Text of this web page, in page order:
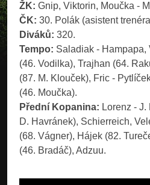
ŽK: Gnip, Viktorin, Moučka -
ČK: 30. Polák (asistent
Diváků: 320.
Tempo: Saladiak - Hampapa,
(46. Vodilka), Trajhan (64.
(87. M. Klouček), Fric -
(46. Moučka).
Přední Kopanina: Lorenz -
D. Havránek), Schierreich,
(68. Vágner), Hájek (82.
(46. Bradáč), Adzuu.